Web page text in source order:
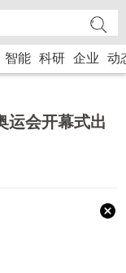
智能 科研 企业 动
运会开幕式出